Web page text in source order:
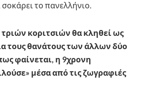
το πανελλήνιο.
κοριτσιών θα κληθεί ως
τους θανάτους των άλλων δύο
φαίνεται, η 9χρονη
μέσα από τις ζωγραφιές